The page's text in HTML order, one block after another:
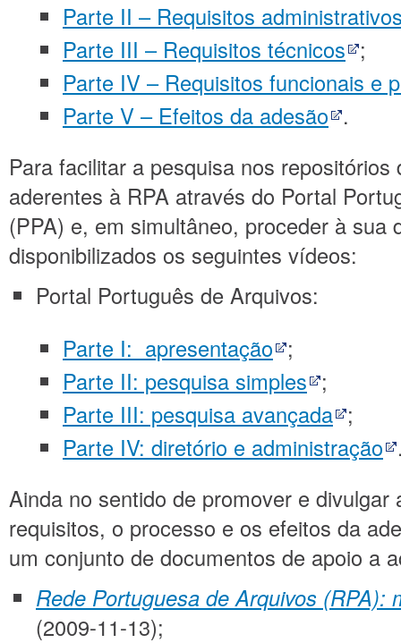
Parte II – Requisitos
Parte III – Requisitos técnicos ;
Parte IV – Requisitos funcionais e
Parte V – Efeitos da adesão .
Para facilitar a pesquisa nos repositórios
aderentes à RPA através do Portal
(PPA) e, em simultâneo, proceder à sua
disponibilizados os seguintes vídeos:
Portal Português de Arquivos:
Parte I: apresentação ;
Parte II: pesquisa simples ;
Parte III: pesquisa avançada ;
Parte IV: diretório e administração
Ainda no sentido de promover e divulgar
requisitos, o processo e os efeitos da
um conjunto de documentos de apoio a
Rede Portuguesa de Arquivos (RPA):
(2009-11-13);